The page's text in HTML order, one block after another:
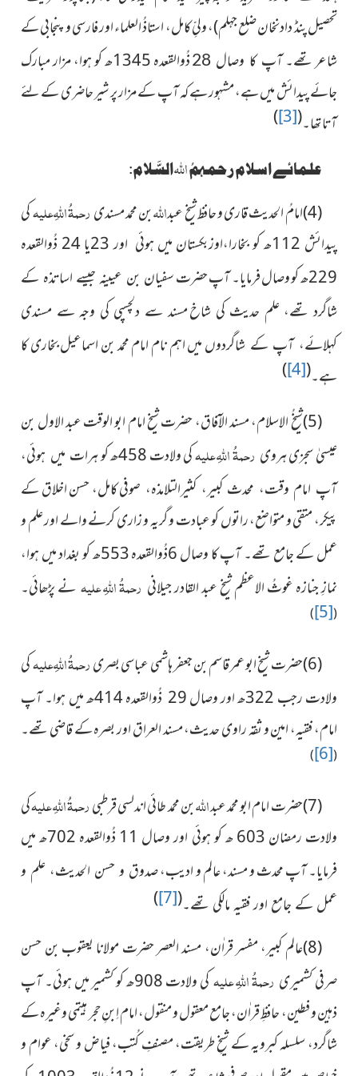
تحصیل پنڈ دادنخان ضلع جہلم)، ولیِّ کامل، استاذُ العلماء اور فارسی و پنجابی کے
شاعر تھے۔آپ کا وصال 28 ذُوالقعدہ
1345ھ کو ہوا، مزار مبارک
جائےپیدائش میں ہے، مشہور ہے کہ آپ کے مزار پر شیر حاضری کے لئے
آتا تھا۔(
[3]
)
علمائے اسلام رحمہمُاللہالسَّلام:
(4) امامُ الحدیث قاری و حافظ شیخ عبداللہبن محمد مسندیرحمۃُ اللہِ علیہکی
پیدائش 112ھ کو بخارا،اوزبکستان میں ہوئی اور 23یا 24 ذُوالقعدہ
229ھ کو وصال فرمایا۔ آپ حضرت
سفیان بن عیینہ جیسے اساتذہ کے
شاگرد تھے، علم حدیث کی شاخمسند سے دلچسپی کی وجہ سے مسندی
کہلائے، آپ کے شاگردوںمیں اہم نام امام محمد بن اسماعیل بخاری کا
ہے۔(
[4]
)
(5)شیخُ الاسلام،
مسندالآفاق، حضرت شیخ امام ابو الوقت عبد الاول بن
عیسیٰ سجزی ہروی رحمۃُ اللہِ علیہکی ولادت458ھ کوہرات میں ہوئی،
آپ امام وقت، محدث کبیر، کثیرالتلامذہ، صوفیکامل، حسن اخلاق کے
پیکر، متقی و متواضع، راتوں کو عبادت و گریہ و زاری کرنے والے اور علم و
عمل کے جامع تھے۔ آپ کا وصال6ذُوالقعدہ553ھ کو بغداد میں ہوا،
نمازِ جنازہ غوثُ الاعظم شیخ عبد القادر جیلانی رحمۃُ اللہِ علیہنے پڑھائی۔
(
[5]
)
(6)حضرت شیخ ابو عمر قاسم بن جعفر ہاشمی عباسی بصری رحمۃُ اللہِ علیہکی
ولادت رجب322ھ اور وصال 29 ذُوالقعدہ 414ھ میں ہوا۔ آپ
امام، فقیہ، امین و ثقہ راوی حدیث، مسند العراق اور بصرہ کے قاضی تھے۔
(
[6]
)
(7) حضرت امام ابو محمد عبداللہبن محمد طائی اندلسی قرطبیرحمۃُ اللہِ علیہکی
ولادت رمضان 603 ھ کو ہوئی اور وصال
11ذُوالقعدہ
702ھ میں
فرمایا۔ آپ محدث و مسند، عالم و ادیب،صدوق و حسن الحديث، علم و
عمل کے جامع اور فقیہ مالکی تھے۔(
[7]
)
(8)عالم کبیر، مفسر قراٰن، مسند العصر حضرت مولانا یعقوب
بن حسن
صرفی کشمیری رحمۃُ اللہِ علیہکی ولادت908ھ کو کشمیر میں ہوئی۔ آپ
ذہین و فطین، حافظِ قراٰن، جامع معقول و منقول، امام اِبنِ حجر ہیتمی وغیرہ کے
شاگرد، سلسلہ کبرویہ کے شیخِ طریقت، مصنفِ کُتب، فیاض و سخی، عوام و